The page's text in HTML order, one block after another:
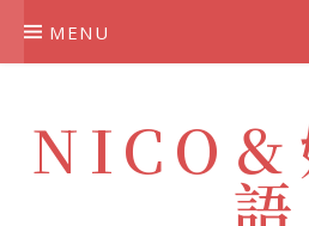
MENU
NICO＆
語